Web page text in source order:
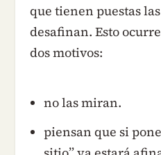
que tienen puestas
desafinan. Esto
dos motivos:
no las miran.
piensan que si